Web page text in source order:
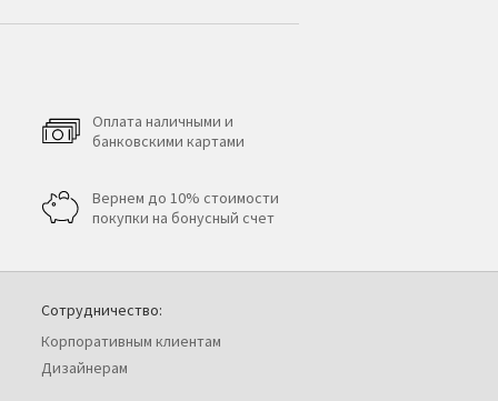
Оплата наличными и
банковскими картами
Вернем до 10% стоимости
покупки на бонусный счет
Сотрудничество:
Корпоративным клиентам
Дизайнерам